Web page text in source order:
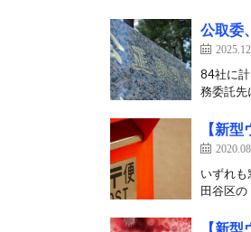
公取委
84社に
務委託先
【新
いずれ
田谷区
【新